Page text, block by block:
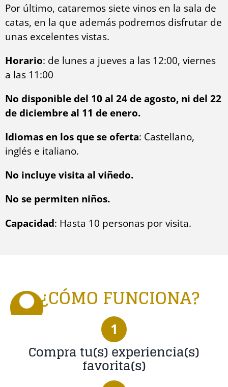
Por último, cataremos siete vinos en la sala de
catas, en la que además podremos disfrutar de
unas excelentes vistas.
Horario: de lunes a jueves a las 12:00, viernes
a las 11:00
No disponible del 10 al 24 de agosto, ni del 22
de diciembre al 11 de enero.
Idiomas en los que se oferta: Castellano,
inglés e italiano.
No incluye visita al viñedo.
No se permiten niños.
Capacidad: Hasta 10 personas por visita.
¿CÓMO FUNCIONA?
1
Compra tu(s) experiencia(s)
favorita(s)